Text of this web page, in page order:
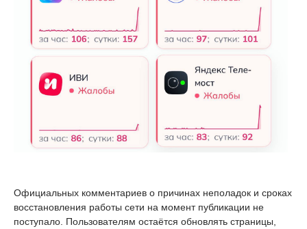
Официальных комментариев о причинах неполадок и сроках
восстановления работы сети на момент публикации не
поступало. Пользователям остаётся обновлять страницы,